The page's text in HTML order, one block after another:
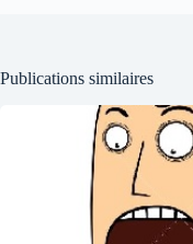
Publications similaires